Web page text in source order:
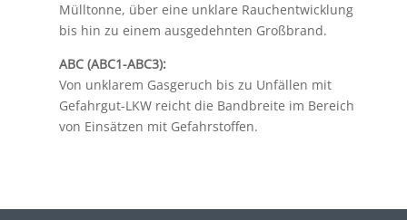
Mülltonne, über eine unklare Rauchentwicklung
bis hin zu einem ausgedehnten Großbrand.
ABC (ABC1-ABC3):
Von unklarem Gasgeruch bis zu Unfällen mit
Gefahrgut-LKW reicht die Bandbreite im Bereich
von Einsätzen mit Gefahrstoffen.